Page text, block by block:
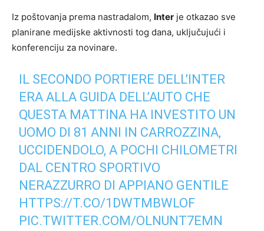
Iz poštovanja prema nastradalom, Inter je otkazao sve
planirane medijske aktivnosti tog dana, uključujući i
konferenciju za novinare.
IL SECONDO PORTIERE DELL’INTER
ERA ALLA GUIDA DELL’AUTO CHE
QUESTA MATTINA HA INVESTITO UN
UOMO DI 81 ANNI IN CARROZZINA,
UCCIDENDOLO, A POCHI CHILOMETRI
DAL CENTRO SPORTIVO
NERAZZURRO DI APPIANO GENTILE
HTTPS://T.CO/1DWTMBWLOF
PIC.TWITTER.COM/OLNUNT7EMN